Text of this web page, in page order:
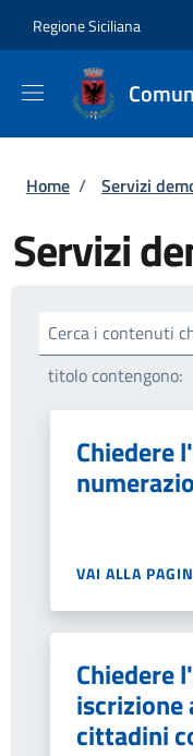
Regione Siciliana
Briciole di
Home / Servizi
Servizi
Cerca i contenuti
titolo contengono:
Chiedere
VAI ALLA
Chiedere
iscrizione
cittadini